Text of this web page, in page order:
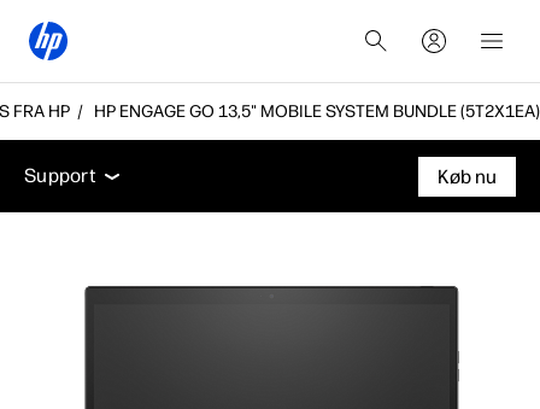
FRA HP HP ENGAGE GO 13,5" MOBILE SYSTEM BUNDLE (5T2X1EA)
Oversigt Tekniske specifikationer Tilbehør
Support
Tekniske specifikationer
Køb nu